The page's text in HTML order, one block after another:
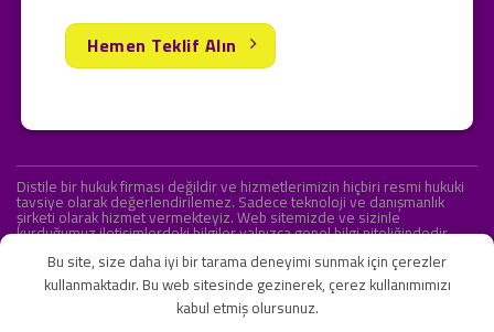
Hemen Teklif Alın
Distile bir hukuk firması değildir ve hizmetlerimizin hiçbiri resmi hukuki
tavsiye olarak değerlendirilemez. Sadece teknoloji ve danışmanlık
şirketi olarak hizmet vermekteyiz. Web sitemizde ve sizinle
kurduğumuz iletişimlerdeki bilgiler yalnızca genel bilgi niteliğindedir.
Bu site, size daha iyi bir tarama deneyimi sunmak için çerezler
kullanmaktadır. Bu web sitesinde gezinerek, çerez kullanımımızı
kabul etmiş olursunuz.